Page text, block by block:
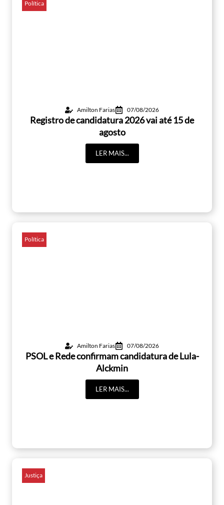
Política
Amilton Farias 07/08/2026
Registro de candidatura 2026 vai até 15 de
agosto
LER MAIS...
Política
Amilton Farias 07/08/2026
PSOL e Rede confirmam candidatura de Lula-
Alckmin
LER MAIS...
Justiça